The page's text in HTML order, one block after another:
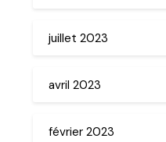
juillet 2023
avril 2023
février 2023